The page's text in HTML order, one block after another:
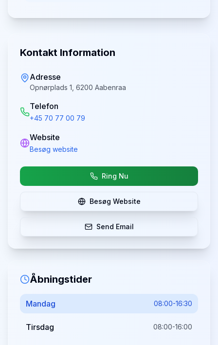
Kontakt Information
Adresse
Opnørplads 1, 6200 Aabenraa
Telefon
+45 70 77 00 79
Website
Besøg website
Ring Nu
Besøg Website
Send Email
Åbningstider
Mandag 08:00-16:30
Tirsdag 08:00-16:00